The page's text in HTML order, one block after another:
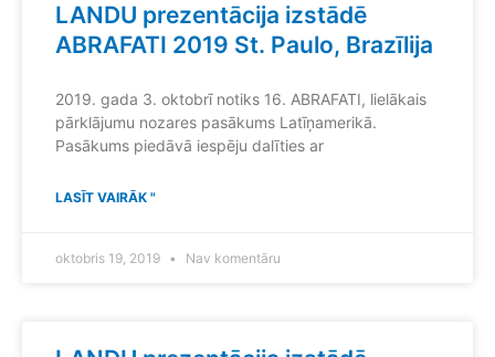
LANDU prezentācija izstādē
ABRAFATI 2019 St. Paulo, Brazīlija
2019. gada 3. oktobrī notiks 16. ABRAFATI, lielākais
pārklājumu nozares pasākums Latīņamerikā.
Pasākums piedāvā iespēju dalīties ar
LASĪT VAIRĀK "
oktobris 19, 2019 Nav komentāru